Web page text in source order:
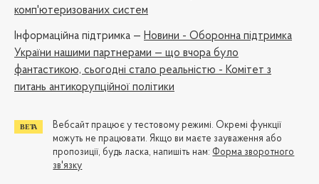
комп'ютеризованих систем
Iнформаційна підтримка — Новини - Оборонна підтримка
України нашими партнерами — що вчора було
фантастикою, сьогодні стало реальністю - Комітет з
питань антикорупційної політики
Вебсайт працює у тестовому режимі. Окремі функції
можуть не працювати. Якщо ви маєте зауваження або
пропозиції, будь ласка, напишіть нам: Форма зворотного
зв'язку